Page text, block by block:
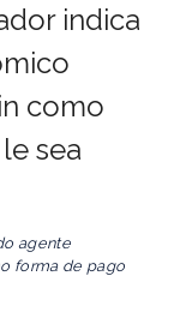
indica
como
sea
agente
forma de pago